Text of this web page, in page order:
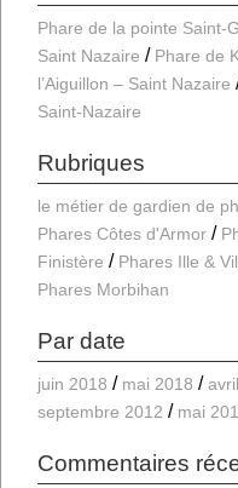
Phare de la pointe Saint-
Saint Nazaire
Phare de
l’Aiguillon – Saint Nazaire
Saint-Nazaire
Rubriques
le métier de gardien de
Phares Côtes d'Armor
Finistère
Phares Ille &
Phares Morbihan
Par date
juin 2018 mai 2018
septembre 2012
mai
Commentaires